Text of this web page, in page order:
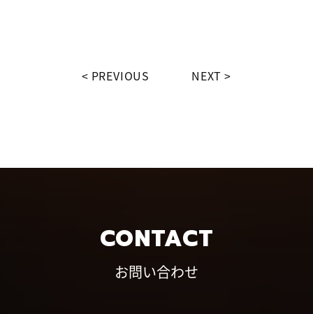
PREVIOUS NEXT
CONTACT
お問い合わせ